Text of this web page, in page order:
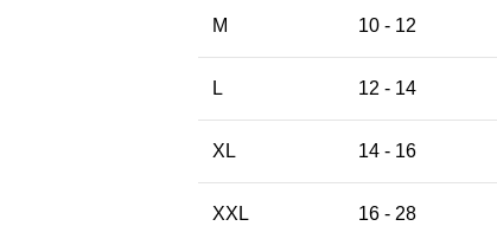
M 10 - 12
L 12 - 14
XL 14 - 16
XXL 16 - 28